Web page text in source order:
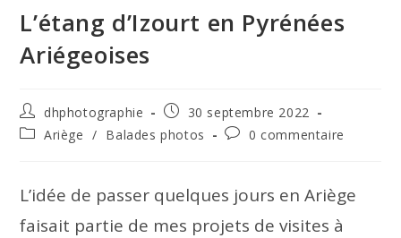
L’étang d’Izourt en Pyrénées
Ariégeoises
Auteur/autrice
de
la
dhphotographie
Publication
publiée :
30 septembre 2022
PostAriège / Balades photos
Commentaires
0 commentaire
L’idée de passer quelques jours en Ariège
faisait partie de mes projets de visites à